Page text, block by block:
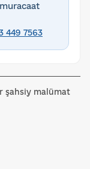
449 7563
şahsiy malümat